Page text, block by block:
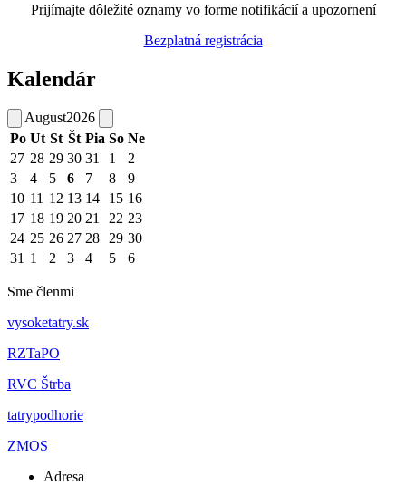
Prijímajte dôležité oznamy vo forme notifikácií a upozornení
Bezplatná registrácia
Kalendár
August2026
Po Ut St Št Pia So Ne
27 28 29 30 31 1
2
3
4 5 6 7 8
9
10 11 12 13 14 15 16
17 18 19 20 21 22 23
24 25 26 27 28 29 30
31 1 2 3 4 5 6
Sme členmi
vysoketatry.sk
RZTaPO
RVC Štrba
tatrypodhorie
ZMOS
Adresa